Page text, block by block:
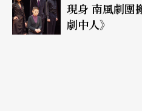
現身 南風劇團
劇中人》